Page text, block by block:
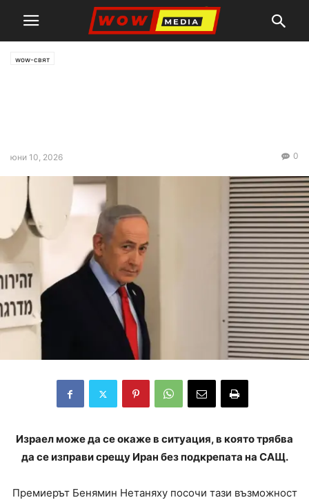
wow-свят
юни 10, 2026 0
Израел може да се окаже в ситуация, в която трябва
да се изправи срещу Иран без подкрепата на САЩ.
Премиерът Бенямин Нетаняху посочи тази възможност